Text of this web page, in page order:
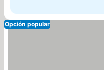
Opción popular